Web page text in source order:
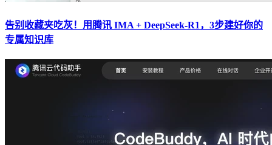
告别收藏夹吃灰！用腾讯 IMA + DeepSeek-R1，3步建好你的
专属知识库